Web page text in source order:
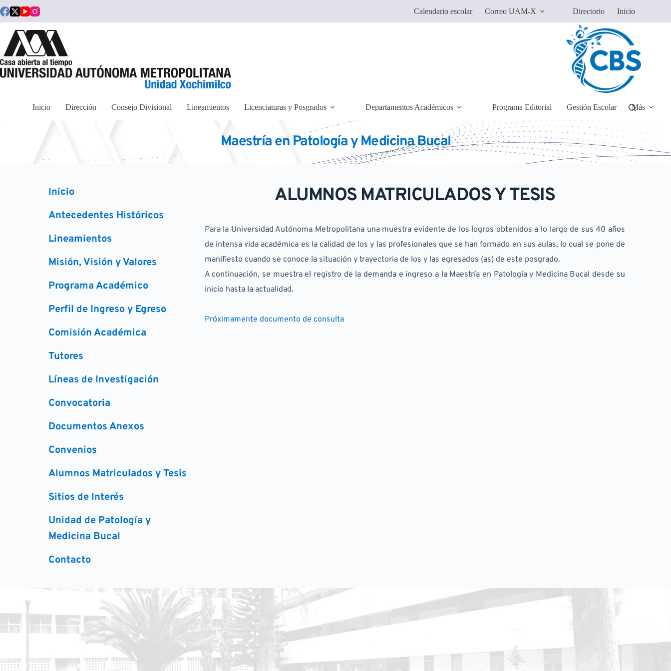
al
contenido
Calendario escolar Correo UAM-X Directorio Inicio
Inicio Dirección Consejo Divisional Lineamientos Licenciaturas y Posgrados Departamentos Académicos Programa Editorial Gestión Escolar Más
Maestría en Patología y Medicina Bucal
Inicio
Antecedentes Históricos
Lineamientos
Misión, Visión y Valores
Programa Académico
Perfil de Ingreso y Egreso
Comisión Académica
Tutores
Líneas de Investigación
Convocatoria
Documentos Anexos
Convenios
Alumnos Matriculados y Tesis
Sitios de Interés
Unidad de Patología y
Medicina Bucal
Contacto
ALUMNOS MATRICULADOS Y TESIS
Para la Universidad Autónoma Metropolitana una muestra evidente de los logros obtenidos a lo largo de sus 40 años
de intensa vida académica es la calidad de los y las profesionales que se han formado en sus aulas, lo cual se pone de
manifiesto cuando se conoce la situación y trayectoria de los y las egresados (as) de este posgrado.
A continuación, se muestra el registro de la demanda e ingreso a la Maestría en Patología y Medicina Bucal desde su
inicio hasta la actualidad.
Próximamente documento de consulta